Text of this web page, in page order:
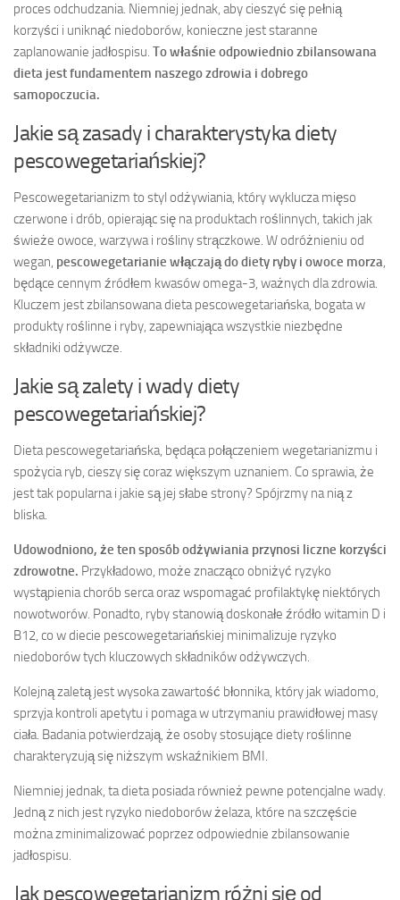
proces odchudzania. Niemniej jednak, aby cieszyć się pełnią
korzyści i uniknąć niedoborów, konieczne jest staranne
zaplanowanie jadłospisu. To właśnie odpowiednio zbilansowana
dieta jest fundamentem naszego zdrowia i dobrego
samopoczucia.
Jakie są zasady i charakterystyka diety
pescowegetariańskiej?
Pescowegetarianizm to styl odżywiania, który wyklucza mięso
czerwone i drób, opierając się na produktach roślinnych, takich jak
świeże owoce, warzywa i rośliny strączkowe. W odróżnieniu od
wegan, pescowegetarianie włączają do diety ryby i owoce morza,
będące cennym źródłem kwasów omega-3, ważnych dla zdrowia.
Kluczem jest zbilansowana dieta pescowegetariańska, bogata w
produkty roślinne i ryby, zapewniająca wszystkie niezbędne
składniki odżywcze.
Jakie są zalety i wady diety
pescowegetariańskiej?
Dieta pescowegetariańska, będąca połączeniem wegetarianizmu i
spożycia ryb, cieszy się coraz większym uznaniem. Co sprawia, że
jest tak popularna i jakie są jej słabe strony? Spójrzmy na nią z
bliska.
Udowodniono, że ten sposób odżywiania przynosi liczne korzyści
zdrowotne. Przykładowo, może znacząco obniżyć ryzyko
wystąpienia chorób serca oraz wspomagać profilaktykę niektórych
nowotworów. Ponadto, ryby stanowią doskonałe źródło witamin D i
B12, co w diecie pescowegetariańskiej minimalizuje ryzyko
niedoborów tych kluczowych składników odżywczych.
Kolejną zaletą jest wysoka zawartość błonnika, który jak wiadomo,
sprzyja kontroli apetytu i pomaga w utrzymaniu prawidłowej masy
ciała. Badania potwierdzają, że osoby stosujące diety roślinne
charakteryzują się niższym wskaźnikiem BMI.
Niemniej jednak, ta dieta posiada również pewne potencjalne wady.
Jedną z nich jest ryzyko niedoborów żelaza, które na szczęście
można zminimalizować poprzez odpowiednie zbilansowanie
jadłospisu.
Jak pescowegetarianizm różni się od